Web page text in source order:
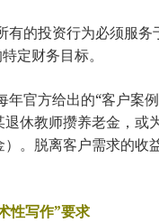
有的投资行为必须服务
定财务目标。
年官方给出的“客户案
退休教师攒养老金，或
）。脱离客户需求的收
性写作”要求